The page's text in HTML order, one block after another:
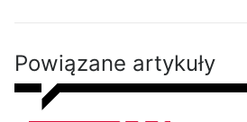
Powiązane artykuły